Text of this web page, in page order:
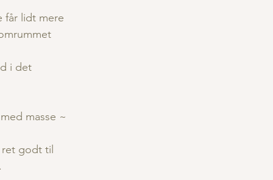
får lidt mere
i det
masse ~
godt til